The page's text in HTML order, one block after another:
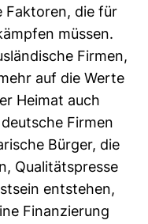
Fak­toren, die für
müssen.
Firmen,
auf die Werte
Heimat auch
Firmen
Bürger, die
Qua­li­täts­presse
ent­stehen,
Finan­zie­rung